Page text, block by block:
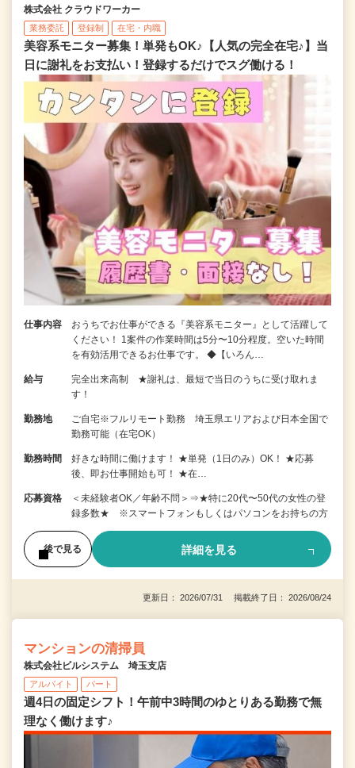
株式会社 クラウドワーカー
業務委託 登録制 在宅・内職
美容系モニター募集！単発もOK♪【人気の完全在宅♪】当
日に謝礼をお支払い！登録するだけでスグ働ける！
仕事内容
おうちでお仕事ができる『美容系モニター』として活躍して
ください！ 1案件の作業時間は5分〜10分程度。空いた時間
を有効活用できるお仕事です。 ◆【いろん…
給与
完全出来高制 ★謝礼は、最短で当日のうちに受け取れま
す！
勤務地
ご自宅※フルリモート勤務 埼玉県エリアおよび日本全国で
勤務可能（在宅OK）
勤務時間
好きな時間に働けます！ ★単発（1日のみ）OK！ ★応募
後、即お仕事開始も可！ ★在…
応募資格
＜未経験者OK／年齢不問＞⇒★特に20代〜50代の女性の登
録多数★ ※スマートフォンもしくはパソコンをお持ちの方
後で見る 詳細を見る
更新日： 2026/07/31 掲載終了日： 2026/08/24
マンションの清掃員
株式会社ビルシステム 埼玉支店
アルバイト パート
週4日の固定シフト！午前中3時間のゆとりある勤務で無
理なく働けます♪